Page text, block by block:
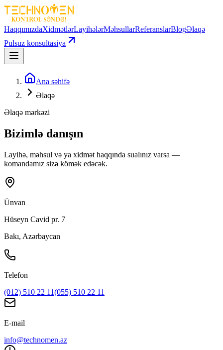
HaqqımızdaXidmətlərLayihələrMəhsullarReferanslarBlogƏlaqə
Pulsuz konsultasiya
Ana səhifə
Əlaqə
Əlaqə mərkəzi
Bizimlə danışın
Layihə, məhsul və ya xidmət haqqında sualınız varsa —
komandamız sizə kömək edəcək.
Ünvan
Hüseyn Cavid pr. 7
Bakı, Azərbaycan
Telefon
(012) 510 22 11(055) 510 22 11
E-mail
info@technomen.az